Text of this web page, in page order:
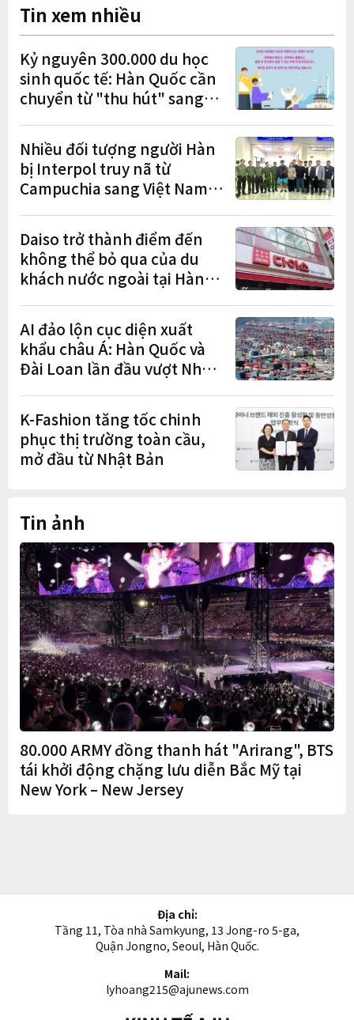
Tin xem nhiều
Kỷ nguyên 300.000 du học
sinh quốc tế: Hàn Quốc cần
chuyển từ "thu hút" sang
cư"
Nhiều đối tượng người Hàn
bị Interpol truy nã từ
Campuchia sang Việt Nam
Daiso trở thành điểm đến
không thể bỏ qua của du
khách nước ngoài tại Hàn
AI đảo lộn cục diện xuất
khẩu châu Á: Hàn Quốc và
Đài Loan lần đầu vượt Nhật
K-Fashion tăng tốc chinh
phục thị trường toàn cầu,
mở đầu từ Nhật Bản
Tin ảnh
80.000 ARMY đồng thanh hát "Arirang", BTS
tái khởi động chặng lưu diễn Bắc Mỹ tại
New York – New Jersey
Địa chỉ:
Tầng 11, Tòa nhà Samkyung, 13 Jong-ro 5-ga,
Quận Jongno, Seoul, Hàn Quốc.
Mail:
lyhoang215@ajunews.com